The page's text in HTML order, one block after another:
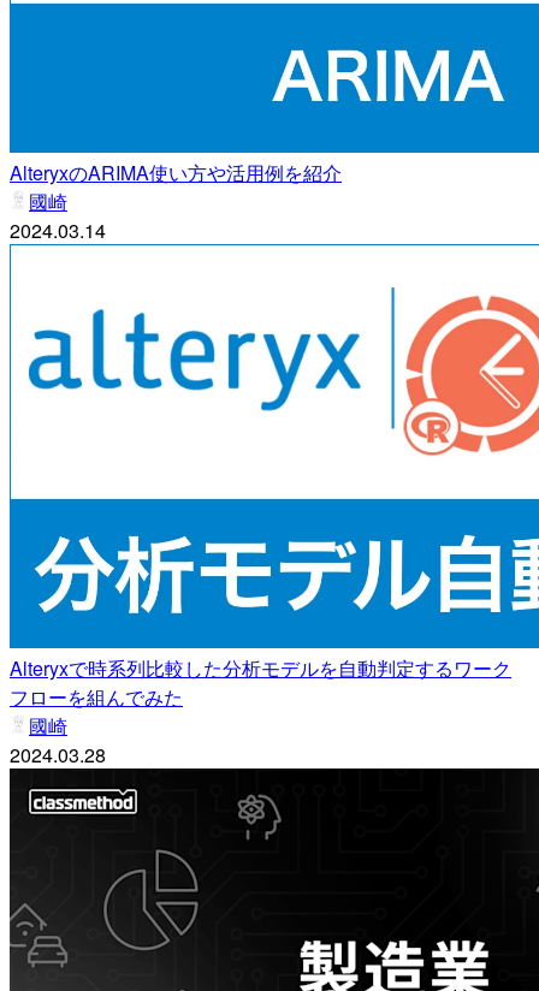
AlteryxのARIMA使い方や活用例を紹介
國崎
2024.03.14
Alteryxで時系列比較した分析モデルを自動判定するワーク
フローを組んでみた
國崎
2024.03.28